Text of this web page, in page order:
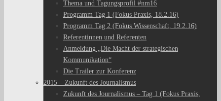
Thema und Tagungsprofil #nm16
Programm Tag 1 (Fokus Praxis, 18.2.16)
Programm Tag 2 (Fokus Wissenschaft, 19.2.16)
Referentinnen und Referenten
Anmeldung „Die Macht der strategischen
Kommunikation“
Die Trailer zur Konferenz
2015 – Zukunft des Journalismus
Zukunft des Journalismus – Tag 1 (Fokus Praxis,